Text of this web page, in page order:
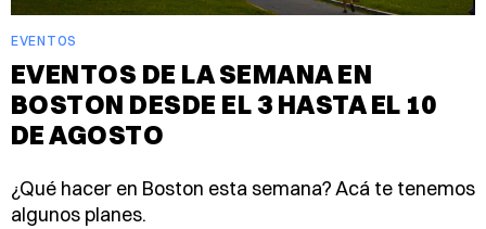
EVENTOS
EVENTOS DE LA SEMANA EN
BOSTON DESDE EL 3 HASTA EL 10
DE AGOSTO
¿Qué hacer en Boston esta semana? Acá te tenemos
algunos planes.